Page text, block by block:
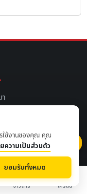
/ คำค้น
ว / Review
ำหนด / นโยบาย
ใช้งานของคุณ คุณ
ความเป็นส่วนตัว
ยอมรับทั้งหมด
ข่าวสาร เครดิต